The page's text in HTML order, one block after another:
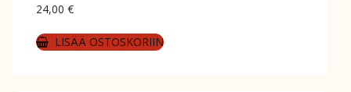
24,00 €
LISÄÄ OSTOSKORIIN